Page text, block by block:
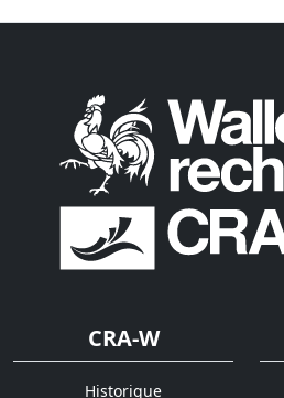
CRA-W
Historique